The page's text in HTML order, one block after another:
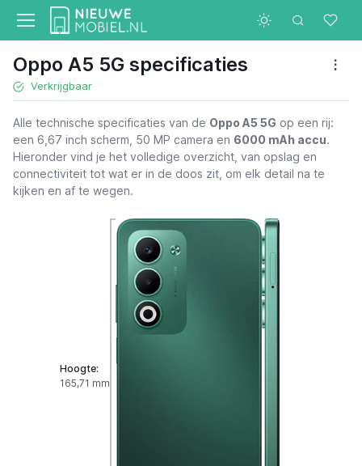
Oppo A5 5G specificaties
Verkrijgbaar
Alle technische specificaties van de Oppo A5 5G op een rij:
een 6,67 inch scherm, 50 MP camera en 6000 mAh accu.
Hieronder vind je het volledige overzicht, van opslag en
connectiviteit tot wat er in de doos zit, om elk detail na te
kijken en af te wegen.
Hoogte:
165,71 mm